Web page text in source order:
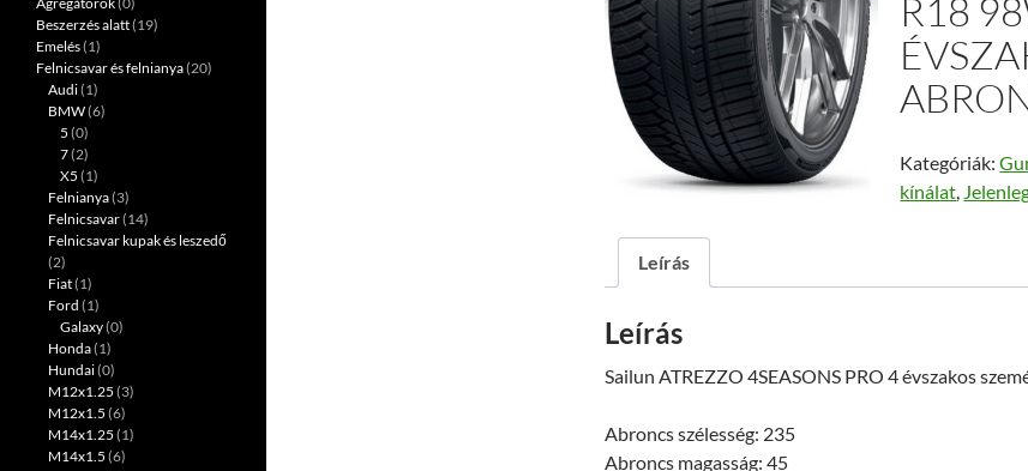
R18
Kategóriák:
kínálat,
Leírás
Leírás
Sailun ATREZZO 4SEASONS PRO 4 évszakos
Abroncs szélesség: 235
Abroncs magasság: 45
Beszerzés alatt(19)
Emelés(1)
Felnicsavar és felnianya(20)
Audi(1)
BMW(6)
5 (0)
7(2)
X5 (1)
Felnianya(3)
Felnicsavar(14)
Felnicsavar kupak és leszedő
(2)
Fiat(1)
Ford (1)
Galaxy(0)
Honda(1)
Hundai(0)
M12x1.25 (3)
M12x1.5 (6)
M14x1.25 (1)
M14x1.5 (6)